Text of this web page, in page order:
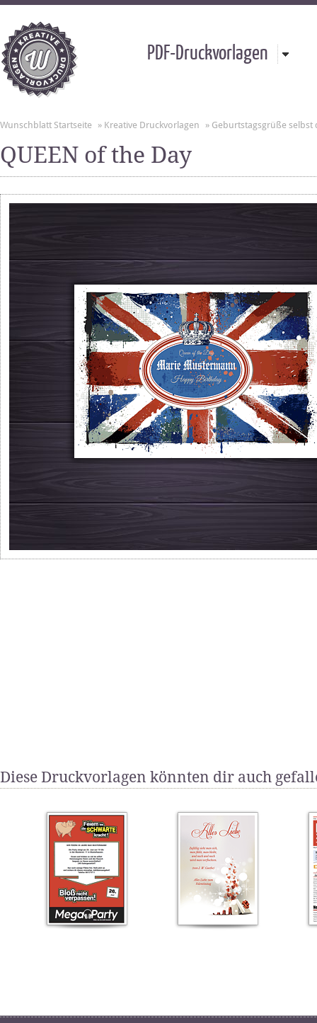
PDF-Druckvorlagen
Wunschblatt Startseite » Kreative Druckvorlagen » Geburtstagsgrüße selbst
QUEEN of the Day
Diese Druckvorlagen könnten dir auch